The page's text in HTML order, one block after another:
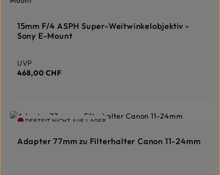
15mm F/4 ASPH Super-Weitwinkelobjektiv -
Sony E-Mount
Regulärer Preis:
UVP
468,00 CHF
DERZEIT NICHT AUF LAGER
Adapter 77mm zu Filterhalter Canon 11-24mm